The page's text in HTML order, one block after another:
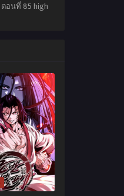
ตอนที่ 85 high